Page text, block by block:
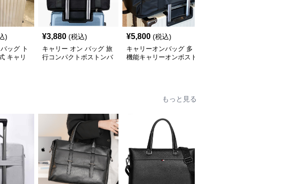
)
ッグ ト
キャリ
¥3,880 (税込)
キャリー オン バッグ 旅
行コンパクトボストンバ
¥5,800 (税込)
キャリーオンバッグ 多
機能キャリーオンボスト
もっと見る